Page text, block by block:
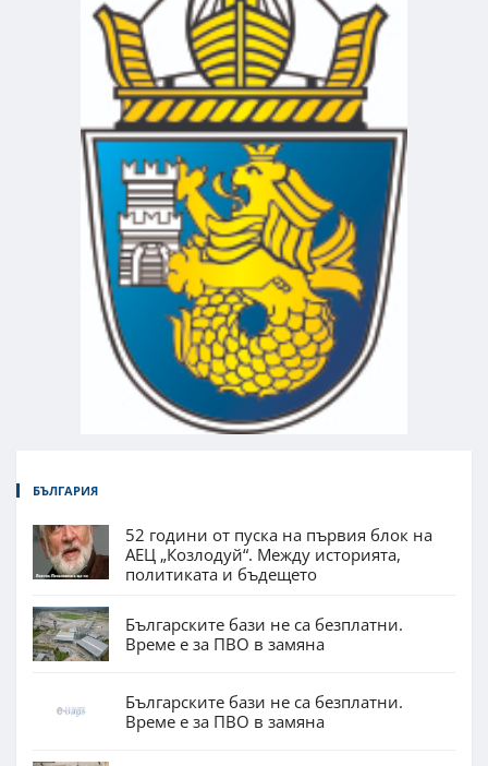
БЪЛГАРИЯ
52 години от пуска на първия блок на
АЕЦ „Козлодуй“. Между историята,
политиката и бъдещето
Българските бази не са безплатни.
Време е за ПВО в замяна
Българските бази не са безплатни.
Време е за ПВО в замяна